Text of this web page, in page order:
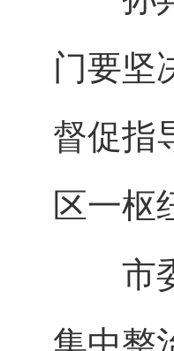
门要坚
督促指
区一枢
市委